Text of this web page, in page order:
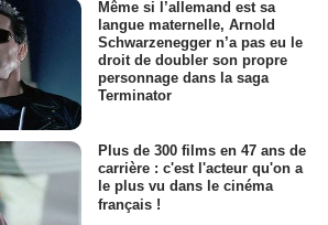
Même si l’allemand est sa
langue maternelle, Arnold
Schwarzenegger n’a pas eu le
droit de doubler son propre
personnage dans la saga
Terminator
Plus de 300 films en 47 ans de
carrière : c'est l'acteur qu'on a
le plus vu dans le cinéma
français !